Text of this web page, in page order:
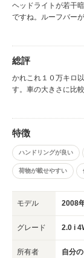
ヘッドライトが若干
ですね。ルーフバー
のときに思わぬ出費
が雪を落とすときに
す。
総評
かれこれ１０万キロ
す。車の大きさに比
た。外見は若干地味
に使用できます。
走行できます。何気
特徴
ハンドリングが良い
荷物が載せやすい
モデル 2008
グレード 2.0 i
所有者 自分